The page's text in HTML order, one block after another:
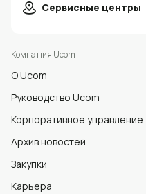
Компания Ucom
О Ucom
Руководство Ucom
Корпоративное управление
Архив новостей
Закупки
Карьера
Сервисные центры